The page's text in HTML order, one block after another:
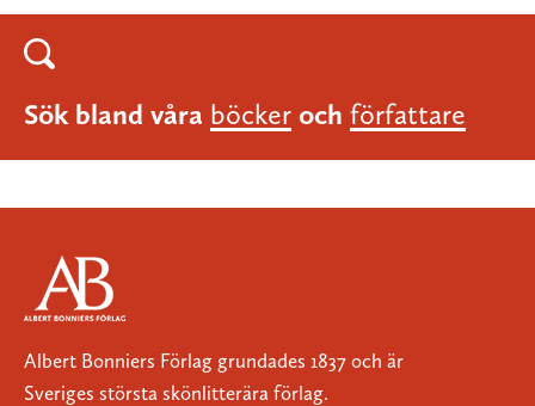
Sök bland våra böcker och författare
Albert Bonniers Förlag grundades 1837 och är
Sveriges största skönlitterära förlag.